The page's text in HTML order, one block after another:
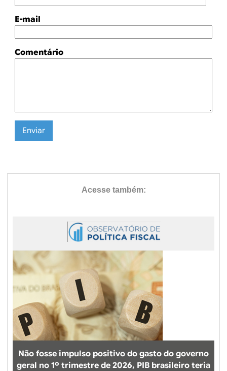
E-mail
Comentário
Não fosse impulso positivo do gasto do governo
geral no 1º trimestre de 2026, PIB brasileiro teria